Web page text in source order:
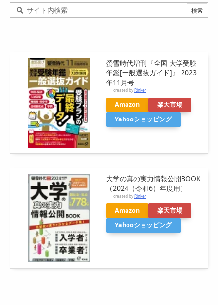
螢雪時代増刊『全国 大学受験
年鑑[一般選抜ガイド]』 2023
年11月号
created byRinker
Amazon
楽天市場
Yahooショッピング
大学の真の実力情報公開BOOK
（2024（令和6）年度用）
created byRinker
Amazon
楽天市場
Yahooショッピング